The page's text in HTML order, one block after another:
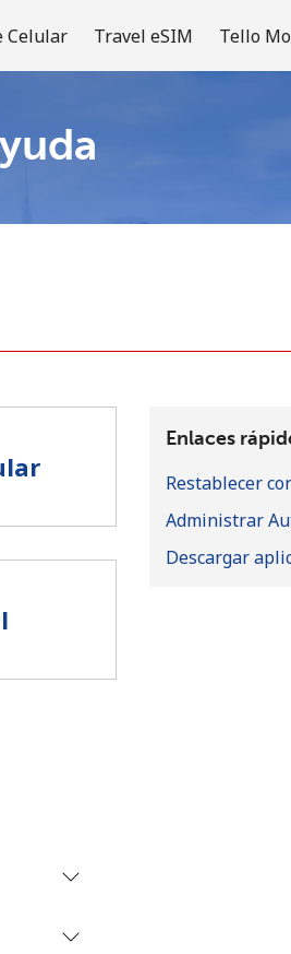
Celular Travel eSIM Tello
Enlaces
Restablecer
Administrar
Descargar